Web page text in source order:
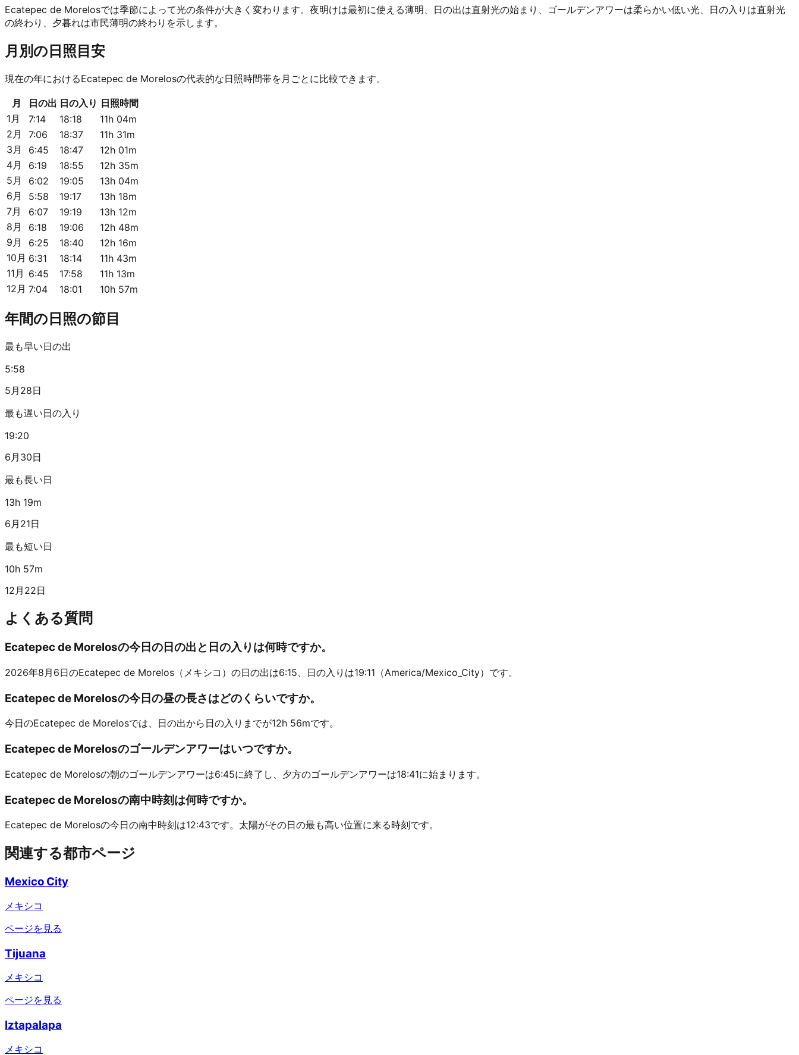
Ecatepec de Morelosでは季節によって光の条件が大きく変わります。夜明けは最初に使える薄明、日の出は直射光の始まり、ゴールデンアワーは柔らかい低い光、日の入りは直射光
の終わり、夕暮れは市民薄明の終わりを示します。
月別の日照目安
現在の年におけるEcatepec de Morelosの代表的な日照時間帯を月ごとに比較できます。
月 日の出 日の入り 日照時間
1月
7:14 18:18
11h 04m
2月
7:06 18:37
11h 31m
3月
6:45 18:47
12h 01m
4月
6:19 18:55
12h 35m
5月
6:02 19:05
13h 04m
6月
5:58 19:17
13h 18m
7月
6:07 19:19
13h 12m
8月
6:18 19:06
12h 48m
9月
6:25 18:40
12h 16m
10月 6:31 18:14
11h 43m
11月 6:45 17:58
11h 13m
12月 7:04 18:01 10h 57m
年間の日照の節目
最も早い日の出
5:58
5月28日
最も遅い日の入り
19:20
6月30日
最も長い日
13h 19m
6月21日
最も短い日
10h 57m
12月22日
よくある質問
Ecatepec de Morelosの今日の日の出と日の入りは何時ですか。
2026年8月6日のEcatepec de Morelos（メキシコ）の日の出は6:15、日の入りは19:11（America/Mexico_City）です。
Ecatepec de Morelosの今日の昼の長さはどのくらいですか。
今日のEcatepec de Morelosでは、日の出から日の入りまでが12h 56mです。
Ecatepec de Morelosのゴールデンアワーはいつですか。
Ecatepec de Morelosの朝のゴールデンアワーは6:45に終了し、夕方のゴールデンアワーは18:41に始まります。
Ecatepec de Morelosの南中時刻は何時ですか。
Ecatepec de Morelosの今日の南中時刻は12:43です。太陽がその日の最も高い位置に来る時刻です。
関連する都市ページ
Mexico City
メキシコ
ページを見る
Tijuana
メキシコ
ページを見る
Iztapalapa
メキシコ